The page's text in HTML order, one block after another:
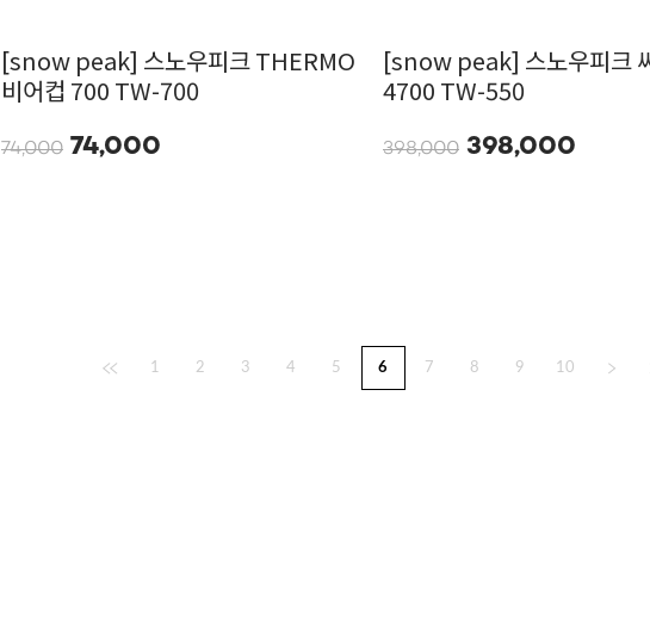
[snow peak] 스노우피크 THERMO
비어컵 700 TW-700
74,000 74,000
[snow peak] 스노우피크
4700 TW-550
398,000 398,000
1 2 3 4 5 6 7 8 9 10